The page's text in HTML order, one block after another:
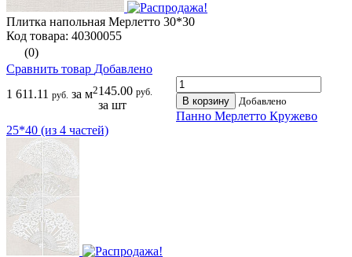
Плитка напольная Мерлетто 30*30
Код товара: 40300055
(0)
Сравнить товар Добавлено
1 611.11 руб. за м2145.00 руб.
за шт В корзину Добавлено
Панно Мерлетто Кружево
25*40 (из 4 частей)